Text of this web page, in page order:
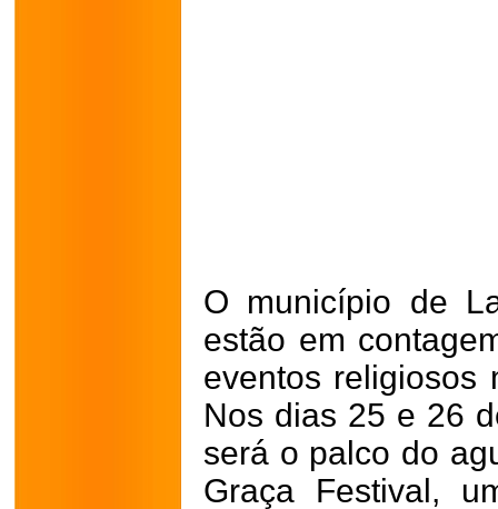
O município de
estão em
eventos religiosos
Nos dias 25 e 26
será o palco do
Graça Festival,